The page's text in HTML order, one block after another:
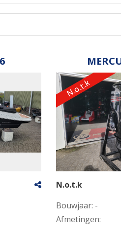
N.o.t.k
N.o.t.k
Bouwjaar: -
Afmetingen: